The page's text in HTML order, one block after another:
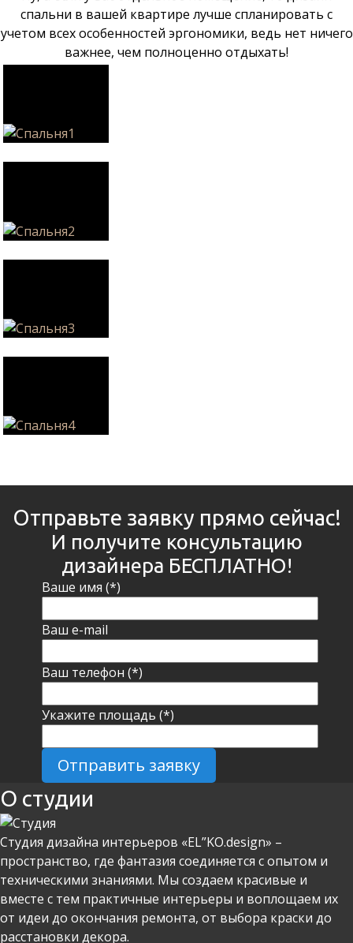
спальни в вашей квартире лучше спланировать с
учетом всех особенностей эргономики, ведь нет ничего
важнее, чем полноценно отдыхать!
Отправьте заявку прямо сейчас!
И получите консультацию
дизайнера БЕСПЛАТНО!
Ваше имя (*)
Ваш e-mail
Ваш телефон (*)
Укажите площадь (*)
О студии
Студия дизайна интерьеров «EL”KO.design» –
пространство, где фантазия соединяется с опытом и
техническими знаниями. Мы создаем красивые и
вместе с тем практичные интерьеры и воплощаем их
от идеи до окончания ремонта, от выбора краски до
расстановки декора.